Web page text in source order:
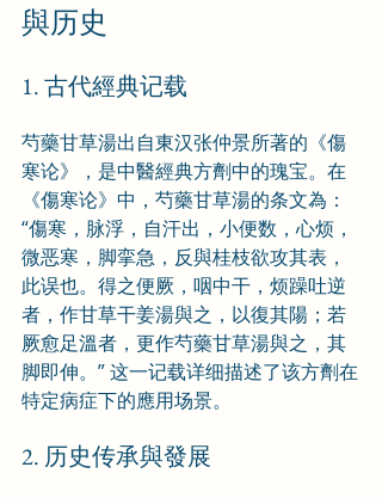
與历史
1. 古代經典记载
芍藥甘草湯出自東汉张仲景所著的《傷
寒论》，是中醫經典方劑中的瑰宝。在
《傷寒论》中，芍藥甘草湯的条文為：
“傷寒，脉浮，自汗出，小便数，心烦，
微恶寒，脚挛急，反與桂枝欲攻其表，
此误也。得之便厥，咽中干，烦躁吐逆
者，作甘草干姜湯與之，以復其陽；若
厥愈足溫者，更作芍藥甘草湯與之，其
脚即伸。” 这一记载详细描述了该方劑在
特定病症下的應用场景。
2. 历史传承與發展